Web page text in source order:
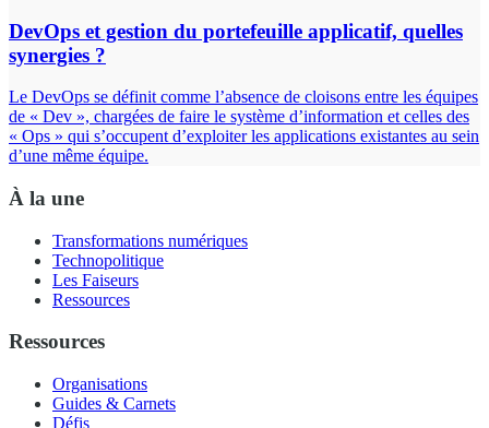
DevOps et gestion du portefeuille applicatif, quelles
synergies ?
Le DevOps se définit comme l’absence de cloisons entre les équipes
de « Dev », chargées de faire le système d’information et celles des
« Ops » qui s’occupent d’exploiter les applications existantes au sein
d’une même équipe.
À la une
Transformations numériques
Technopolitique
Les Faiseurs
Ressources
Ressources
Organisations
Guides & Carnets
Défis